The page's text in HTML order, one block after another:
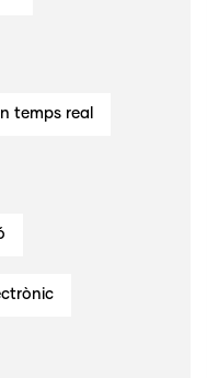
temps real